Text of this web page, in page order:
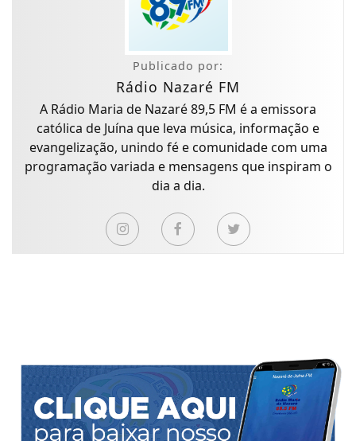
Publicado por:
Rádio Nazaré FM
A Rádio Maria de Nazaré 89,5 FM é a emissora
católica de Juína que leva música, informação e
evangelização, unindo fé e comunidade com uma
programação variada e mensagens que inspiram o
dia a dia.